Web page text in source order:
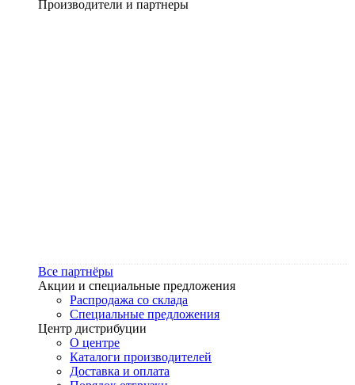
Производители и партнеры
Все партнёры
Акции и специальные предложения
Распродажа со склада
Специальные предложения
Центр дистрибуции
О центре
Каталоги производителей
Доставка и оплата